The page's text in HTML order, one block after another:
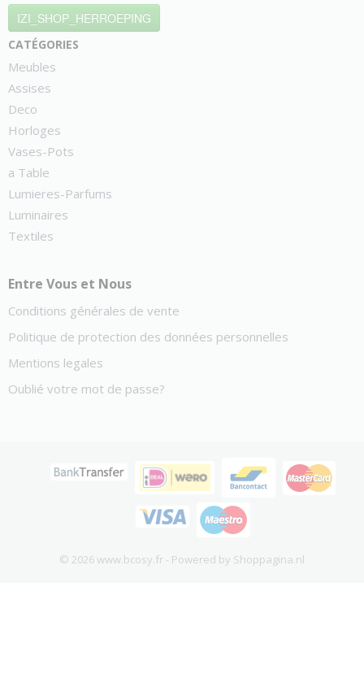
IZI_SHOP_HERROEPING
catégories
Meubles
Assises
Deco
Horloges
Vases-Pots
a Table
Lumieres-Parfums
Luminaires
Textiles
Entre Vous et Nous
Conditions générales de vente
Politique de protection des données personnelles
Mentions legales
Oublié votre mot de passe?
© 2026 www.bcosy.fr - Powered by Shoppagina.nl